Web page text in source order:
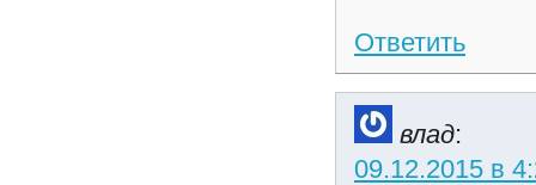
Ответить
влад:
09.12.2015 в